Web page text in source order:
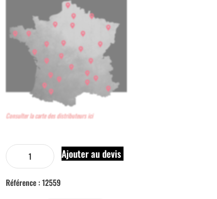
Consulter la carte des distributeurs ici
Ajouter au devis
Référence : 12559